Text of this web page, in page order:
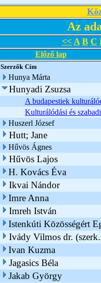
Az
<< A B C
Előző lap
Szerzők Cím
Hunya Márta
Hunyadi Zsuzsa
A budapestiek
Kulturálódási és
Huszerl József
Hutt; Jane
Hűvös Ágnes
Hűvös Lajos
H. Kovács Éva
Ikvai Nándor
Imre Anna
Imreh István
Istenkúti Közösségért
Ivády Vilmos dr.
Ivan Kuzma
Jagasics Béla
Jakab György